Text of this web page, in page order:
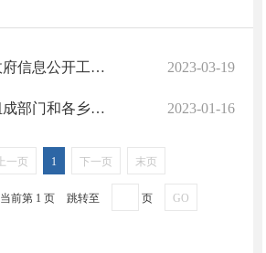
2023-03-19
墨玉县2022年政府信息公开工作年度报告
2023-01-16
2022年县政府组成部门和各乡镇政府信息公开工作报告
上一页 1 下一页 末页
当前第 1 页 跳转至 页 GO